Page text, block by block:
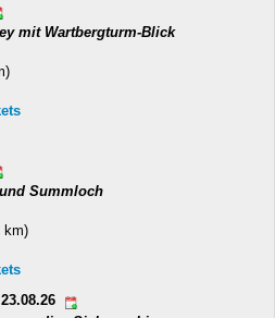
mit Wartbergturm-Blick
Summloch
km)